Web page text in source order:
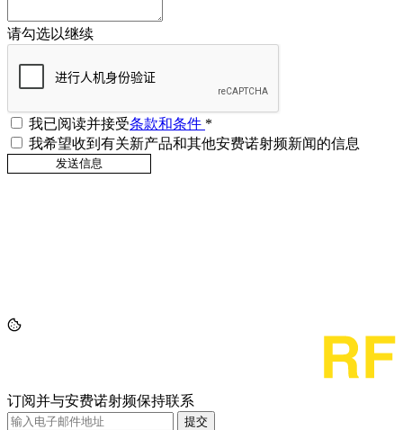
请勾选以继续
我已阅读并接受条款和条件 *
我希望收到有关新产品和其他安费诺射频新闻的信息
订阅并与安费诺射频保持联系
提交